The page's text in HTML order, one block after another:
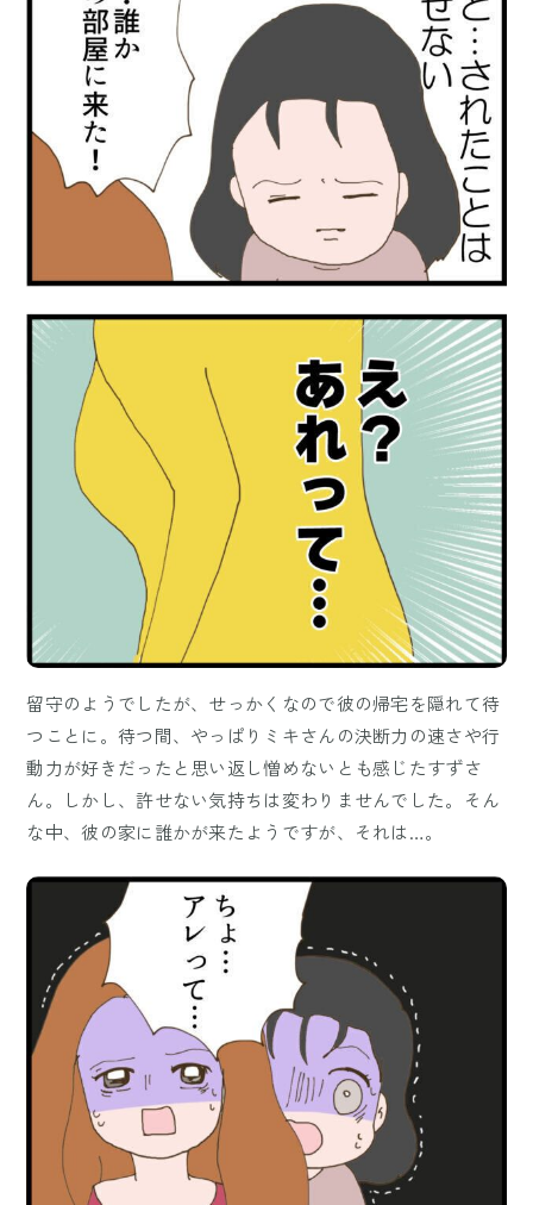
留守のようでしたが、せっかくなので彼の帰宅を隠れて待
つことに。待つ間、やっぱりミキさんの決断力の速さや行
動力が好きだったと思い返し憎めないとも感じたすずさ
ん。しかし、許せない気持ちは変わりませんでした。そん
な中、彼の家に誰かが来たようですが、それは…。